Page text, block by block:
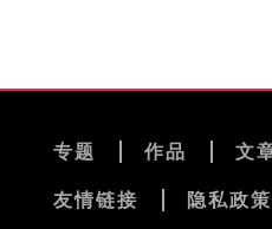
专题 作品 文
友情链接 隐私政策